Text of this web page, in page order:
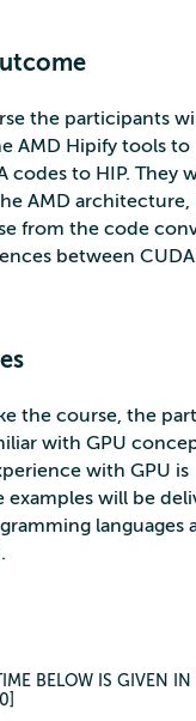
the participants
AMD Hipify tools to
codes to HIP. They
AMD architecture,
from the code
between CUDA
the course, the
with GPU
with GPU is
examples will be
languages
BELOW IS GIVEN IN